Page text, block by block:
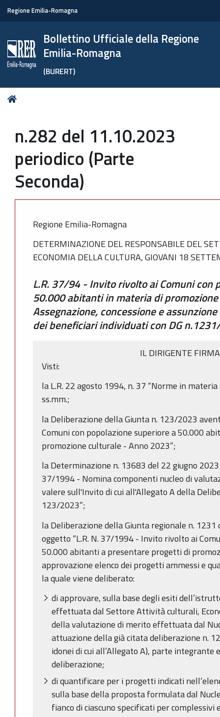
Regione Emilia-Romagna
Bollettino Ufficiale della Regione
Emilia-Romagna
(BURERT)
Tu
n.282 del 11.10.2023
periodico (Parte
Seconda)
Regione Emilia-Romagna
DETERMINAZIONE DEL RESPONSABILE DEL
ECONOMIA DELLA CULTURA, GIOVANI 18
L.R. 37/94 - Invito rivolto ai Comuni con
50.000 abitanti in materia di
Assegnazione, concessione e
dei beneficiari individuati con DG
IL DIRIGENTE
Visti:
la L.R. 22 agosto 1994, n. 37 “Norme in
ss.mm.;
la Deliberazione della Giunta n. 123/2023
Comuni con popolazione superiore a 50.000
promozione culturale - Anno 2023”;
la Determinazione n. 13683 del 22 giugno
37/1994 - Nomina componenti nucleo di
valere sull'Invito di cui all'Allegato A della
123/2023”;
la Deliberazione della Giunta regionale n.
oggetto “L.R. N. 37/1994 - Invito rivolto ai
50.000 abitanti a presentare progetti di
approvazione elenco dei progetti ammessi e
la quale viene deliberato:
di approvare, sulla base degli esiti
effettuata dal Settore Attività culturali,
della valutazione di merito effettuata dal
attuazione della già citata deliberazione n.
idonei di cui all’Allegato A), parte integrante
deliberazione;
di quantificare per i progetti indicati
sulla base della proposta formulata dal
fianco di ciascuno specificati per complessivi